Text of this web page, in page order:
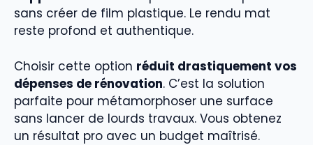
sans créer de film plastique. Le rendu mat
reste profond et authentique.
Choisir cette option réduit drastiquement vos
dépenses de rénovation. C’est la solution
parfaite pour métamorphoser une surface
sans lancer de lourds travaux. Vous obtenez
un résultat pro avec un budget maîtrisé.